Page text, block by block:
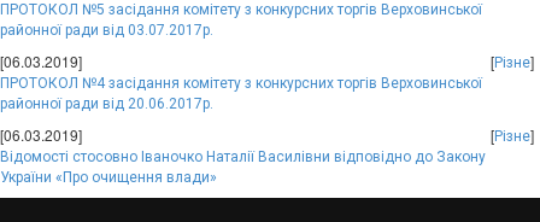
ПРОТОКОЛ №5 засідання комітету з конкурсних торгів Верховинської
районної ради від 03.07.2017р.
[06.03.2019] [Різне]
ПРОТОКОЛ №4 засідання комітету з конкурсних торгів Верховинської
районної ради від 20.06.2017р.
[06.03.2019] [Різне]
Відомості стосовно Іваночко Наталії Василівни відповідно до Закону
України «Про очищення влади»